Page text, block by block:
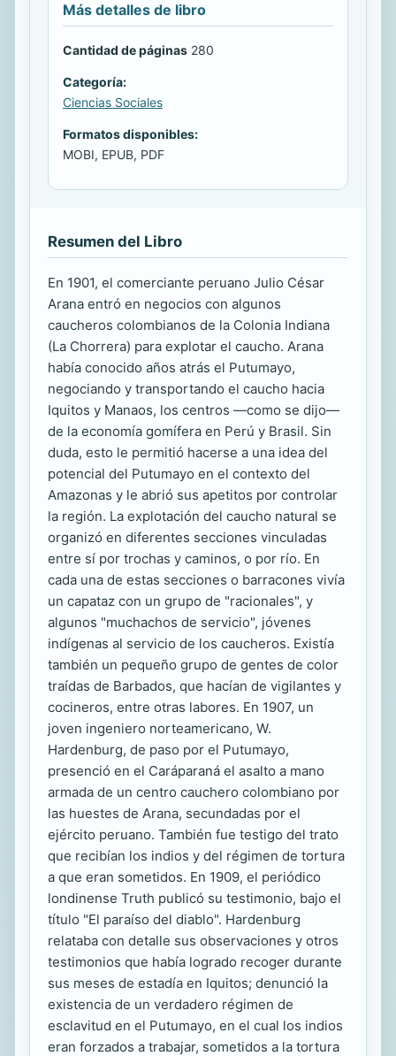
Más detalles de libro
Cantidad de páginas 280
Categoría:
Ciencias Sociales
Formatos disponibles:
MOBI, EPUB, PDF
Resumen del Libro
En 1901, el comerciante peruano Julio César
Arana entró en negocios con algunos
caucheros colombianos de la Colonia Indiana
(La Chorrera) para explotar el caucho. Arana
había conocido años atrás el Putumayo,
negociando y transportando el caucho hacia
Iquitos y Manaos, los centros —como se dijo—
de la economía gomífera en Perú y Brasil. Sin
duda, esto le permitió hacerse a una idea del
potencial del Putumayo en el contexto del
Amazonas y le abrió sus apetitos por controlar
la región. La explotación del caucho natural se
organizó en diferentes secciones vinculadas
entre sí por trochas y caminos, o por río. En
cada una de estas secciones o barracones vivía
un capataz con un grupo de "racionales", y
algunos "muchachos de servicio", jóvenes
indígenas al servicio de los caucheros. Existía
también un pequeño grupo de gentes de color
traídas de Barbados, que hacían de vigilantes y
cocineros, entre otras labores. En 1907, un
joven ingeniero norteamericano, W.
Hardenburg, de paso por el Putumayo,
presenció en el Caráparaná el asalto a mano
armada de un centro cauchero colombiano por
las huestes de Arana, secundadas por el
ejército peruano. También fue testigo del trato
que recibían los indios y del régimen de tortura
a que eran sometidos. En 1909, el periódico
londinense Truth publicó su testimonio, bajo el
título "El paraíso del diablo". Hardenburg
relataba con detalle sus observaciones y otros
testimonios que había logrado recoger durante
sus meses de estadía en Iquitos; denunció la
existencia de un verdadero régimen de
esclavitud en el Putumayo, en el cual los indios
eran forzados a trabajar, sometidos a la tortura